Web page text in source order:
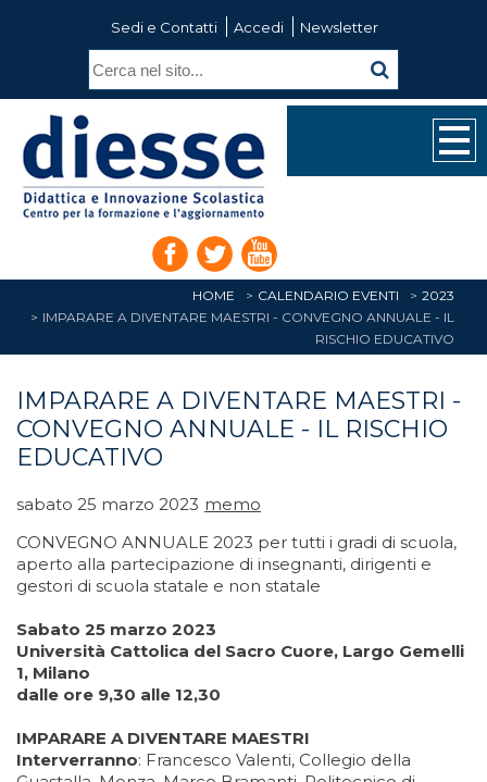
Sedi e Contatti Accedi Newsletter
HOME CALENDARIO EVENTI
2023
IMPARARE A DIVENTARE MAESTRI - CONVEGNO ANNUALE - IL
RISCHIO EDUCATIVO
IMPARARE A DIVENTARE MAESTRI -
CONVEGNO ANNUALE - IL RISCHIO
EDUCATIVO
sabato 25 marzo 2023 memo
CONVEGNO ANNUALE 2023 per tutti i gradi di scuola,
aperto alla partecipazione di insegnanti, dirigenti e
gestori di scuola statale e non statale
Sabato 25 marzo 2023
Università Cattolica del Sacro Cuore, Largo Gemelli
1, Milano
dalle ore 9,30 alle 12,30
IMPARARE A DIVENTARE MAESTRI
Interverranno: Francesco Valenti, Collegio della